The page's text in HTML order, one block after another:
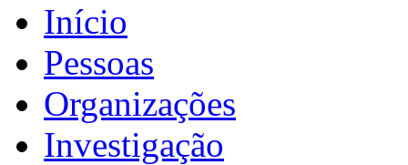
Início
Pessoas
Organizações
Investigação